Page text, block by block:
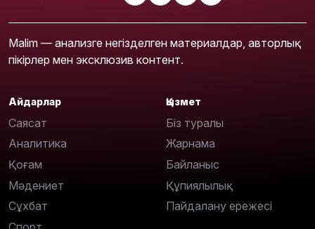
Malim — анализге негізделген материалдар, авторлық
пікірлер мен эксклюзив контент.
Айдарлар
Саясат
Аналитика
Қоғам
Мәдениет
Сұхбат
Қызмет
Біз туралы
Жарнама
Байланыс
Құпиялылық
Пайдалану ережесі